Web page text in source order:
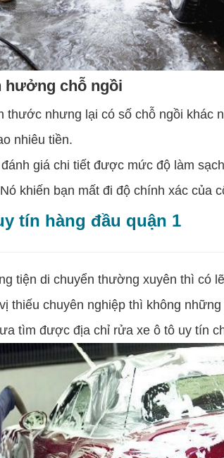
hưởng chỗ ngồi
nhưng lại có số chỗ ngồi khác
nhiêu tiền.
giá chi tiết được mức độ làm
khiến bạn mất đi độ chính xác của
tín hàng đầu quận 1
di chuyển thường xuyên thì có
thiếu chuyên nghiệp thì không
tìm được địa chỉ rửa xe ô tô uy tín